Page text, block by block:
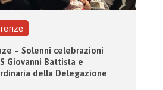
– Solenni celebrazioni
Giovanni Battista e
della Delegazione